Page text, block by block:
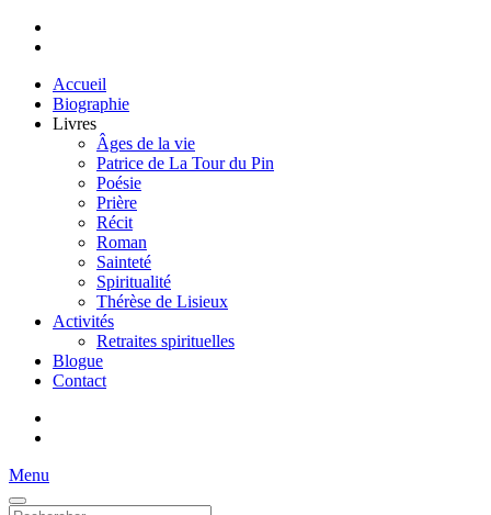
Accueil
Biographie
Livres
Âges de la vie
Patrice de La Tour du Pin
Poésie
Prière
Récit
Roman
Sainteté
Spiritualité
Thérèse de Lisieux
Activités
Retraites spirituelles
Blogue
Contact
Menu